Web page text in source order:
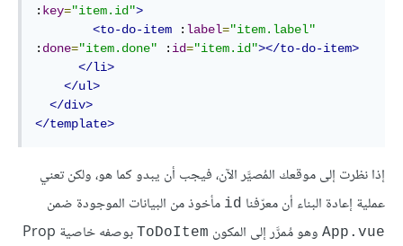
: key="item.id">
<to-do-item : label="item.label"
: done="item.done" : id="item.id"></to-do-item>
</li>
</ul>
</div>
</template>
إذا نظرت إلى موقعك المُصيَّر الآن، فيجب أن يبدو كما هو، ولكن تعني
عملية إعادة البناء أن معرّفنا id مأخوذ من البيانات الموجودة ضمن
App.vue وهو مُمرَّر إلى المكون ToDoItem
بوصفه خاصية Prop